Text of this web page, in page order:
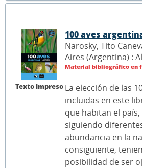
Texto impreso
100 aves
Narosky, Tito
Aires (Argentina) :
Material bibliográfico en
La elección de las
incluidas en este
que habitan el
siguiendo
abundancia en la
consiguiente,
posibilidad de ser